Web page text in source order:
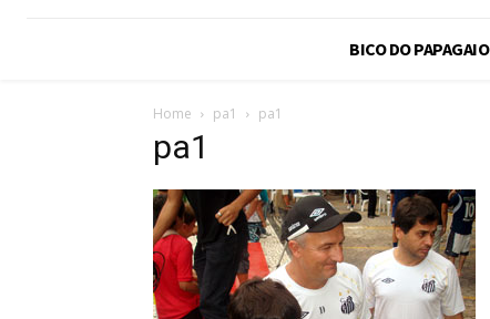
BICO DO PAPAGAIO
Home pa1 pa1
pa1